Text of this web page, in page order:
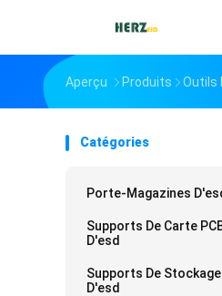
Aperçu Produits Outils
Catégories
Porte-Magazines
Supports De Carte
D'esd
Supports De Stockage
D'esd